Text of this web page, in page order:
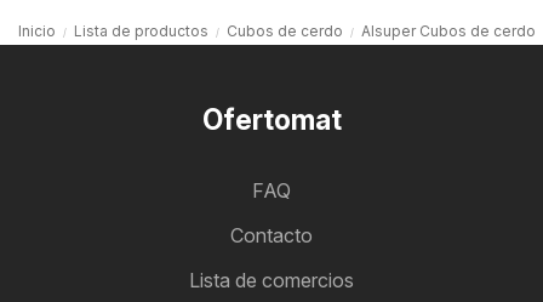
Inicio Lista de productos Cubos de cerdo Alsuper Cubos de cerdo
Ofertomat
FAQ
Contacto
Lista de comercios